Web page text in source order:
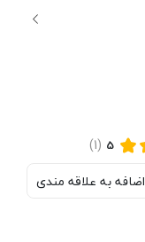
5
(1)
اضافه به علاقه مندی